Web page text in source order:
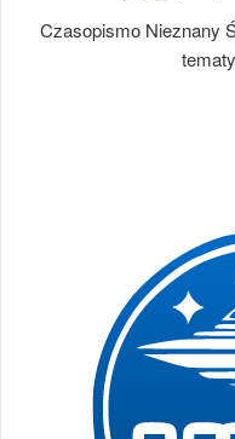
Czasopismo Nieznany